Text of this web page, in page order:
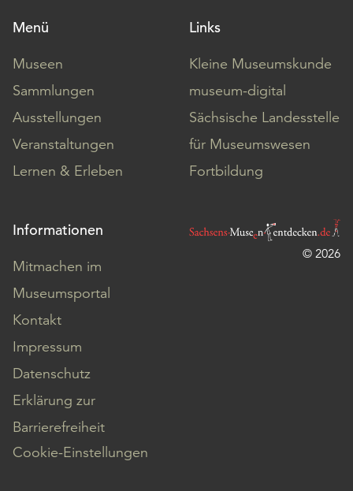
Menü
Museen
Sammlungen
Ausstellungen
Veranstaltungen
Lernen & Erleben
Links
Kleine Museumskunde
museum-digital
Sächsische Landesstelle
für Museumswesen
Fortbildung
Informationen
Mitmachen im
Museumsportal
Kontakt
Impressum
Datenschutz
Erklärung zur
Barrierefreiheit
Cookie-Einstellungen
© 2026